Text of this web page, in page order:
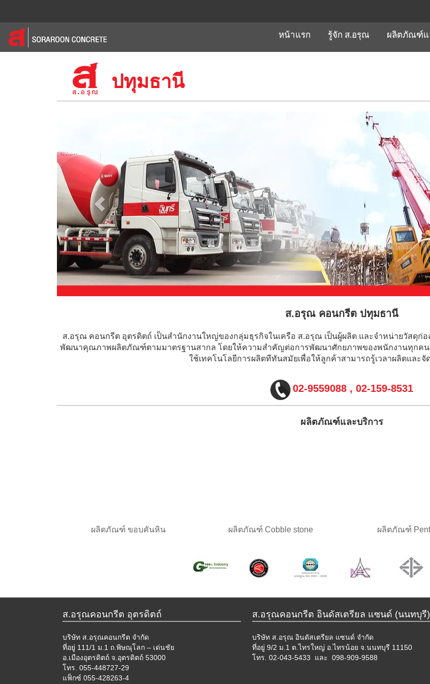
หน้าแรก รู้จัก ส.อรุณ ผลิตภัณฑ์แ
ปทุมธานี
ส.อรุณ คอนกรีต ปทุมธานี
ส.อรุณ คอนกรีต อุตรดิตถ์ เป็นสำนักงานใหญ่ของกลุ่มธุรกิจในเครือ ส.อรุณ เป็นผู้ผลิต และจำหน่ายวัสดุก่
พัฒนาคุณภาพผลิตภัณฑ์ตามมาตรฐานสากล โดยให้ความสำคัญต่อการพัฒนาศักยภาพของพนักงานทุกคน
ใช้เทคโนโลยีการผลิตทีทันสมัยเพื่อให้ลูกค้าสามารถรู้เวลาผลิตและจั
02-9559088 , 02-159-8531
ผลิตภัณฑ์และบริการ
ผลิตภัณฑ์ ขอบคันหิน ผลิตภัณฑ์ Cobble stone ผลิตภัณฑ์
ส.อรุณคอนกรีต อุตรดิตถ์
บริษัท ส.อรุณคอนกรีต จำกัด
ที่อยู่ 111/1 ม.1 ถ.พิษณุโลก – เด่นชัย
อ.เมืองอุตรดิตถ์ จ.อุตรดิตถ์ 53000
โทร. 055-448727-29
แฟ็กซ์ 055-428263-4
ส.อรุณคอนกรีต อินดัสเตรียล แซนด์ (นนทบุรี)
บริษัท ส.อรุณ อินดัสเตรียล แซนด์ จำกัด
ที่อยู่ 9/2 ม.1 ต.ไทรใหญ่ อ.ไทรน้อย จ.นนทบุรี 11150
โทร.02-043-5433 และ 098-909-9588